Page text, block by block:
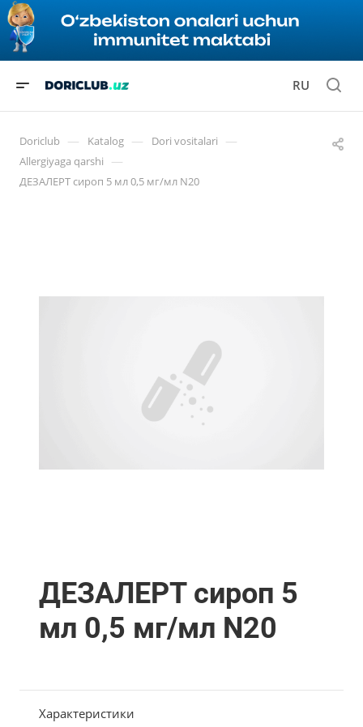
RU
Doriclub — Katalog — Dori vositalari —
Allergiyaga qarshi —
ДЕЗАЛЕРТ сироп 5 мл 0,5 мг/мл N20
ДЕЗАЛЕРТ сироп 5
мл 0,5 мг/мл N20
Характеристики